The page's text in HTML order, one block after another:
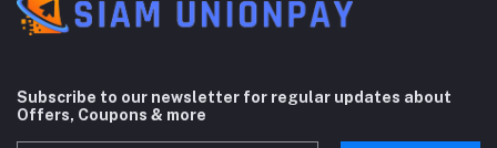
Subscribe to our newsletter for regular updates about
Offers, Coupons & more